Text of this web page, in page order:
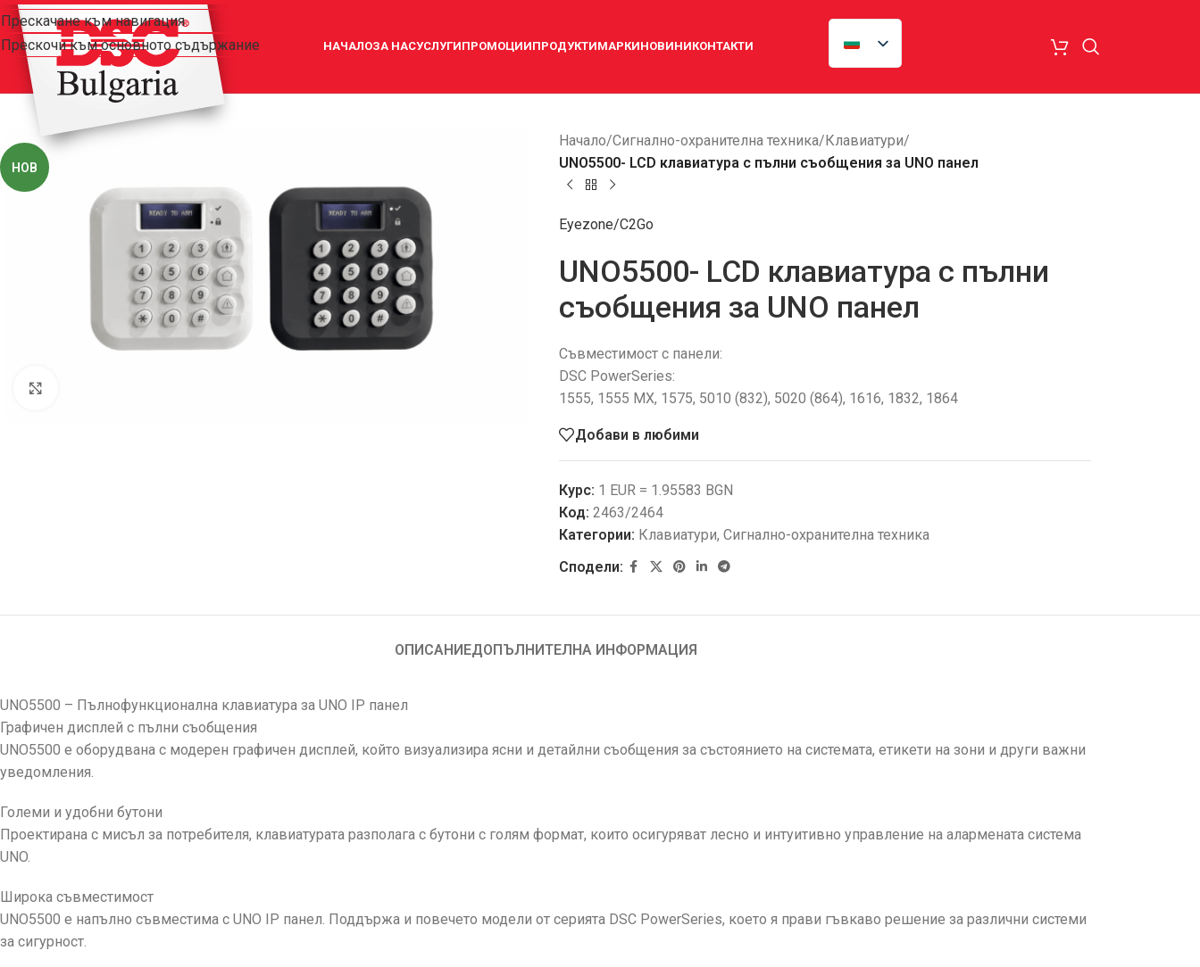
Прескачане към навигация
Прескочи към основното съдържание
НАЧАЛОЗА НАСУСЛУГИПРОМОЦИИПРОДУКТИМАРКИНОВИНИКОНТАКТИ
НОВ
Начало/Сигнално-охранителна техника/Клавиатури/
UNO5500- LCD клавиатура с пълни съобщения за UNO панел
Eyezone/C2Go
UNO5500- LCD клавиатура с пълни
съобщения за UNO панел
Съвместимост с панели:
DSC PowerSeries:
1555, 1555 MX, 1575, 5010 (832), 5020 (864), 1616, 1832, 1864
Добави в любими
Курс: 1 EUR = 1.95583 BGN
Код: 2463/2464
Категории: Клавиатури, Сигнално-охранителна техника
Сподели:
ОПИСАНИЕДОПЪЛНИТЕЛНА ИНФОРМАЦИЯ
UNO5500 – Пълнофункционална клавиатура за UNO IP панел
Графичен дисплей с пълни съобщения
UNO5500 е оборудвана с модерен графичен дисплей, който визуализира ясни и детайлни съобщения за състоянието на системата, етикети на зони и други важни
уведомления.
Големи и удобни бутони
Проектирана с мисъл за потребителя, клавиатурата разполага с бутони с голям формат, които осигуряват лесно и интуитивно управление на алармената система
UNO.
Широка съвместимост
UNO5500 е напълно съвместима с UNO IP панел. Поддържа и повечето модели от серията DSC PowerSeries, което я прави гъвкаво решение за различни системи
за сигурност.